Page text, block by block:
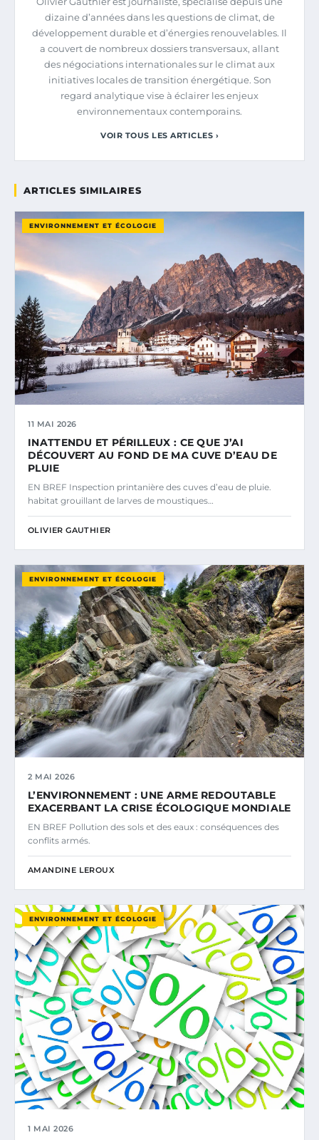
dizaine d’années dans les questions de climat, de
développement durable et d’énergies renouvelables. Il
a couvert de nombreux dossiers transversaux, allant
des négociations internationales sur le climat aux
initiatives locales de transition énergétique. Son
regard analytique vise à éclairer les enjeux
environnementaux contemporains.
VOIR TOUS LES ARTICLES ›
ARTICLES SIMILAIRES
ENVIRONNEMENT ET ÉCOLOGIE
11 MAI 2026
INATTENDU ET PÉRILLEUX : CE QUE J’AI
DÉCOUVERT AU FOND DE MA CUVE D’EAU DE
PLUIE
EN BREF Inspection printanière des cuves d’eau de pluie.
habitat grouillant de larves de moustiques…
OLIVIER GAUTHIER
ENVIRONNEMENT ET ÉCOLOGIE
2 MAI 2026
L’ENVIRONNEMENT : UNE ARME REDOUTABLE
EXACERBANT LA CRISE ÉCOLOGIQUE MONDIALE
EN BREF Pollution des sols et des eaux : conséquences des
conflits armés.
AMANDINE LEROUX
ENVIRONNEMENT ET ÉCOLOGIE
1 MAI 2026